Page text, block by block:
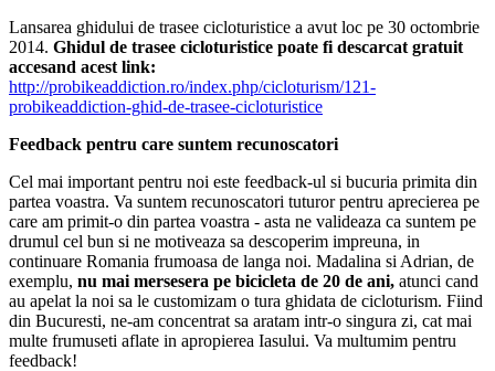
Lansarea ghidului de trasee cicloturistice a avut loc pe 30 octombrie
2014. Ghidul de trasee cicloturistice poate fi descarcat gratuit
accesand acest link:
http://probikeaddiction.ro/index.php/cicloturism/121-
probikeaddiction-ghid-de-trasee-cicloturistice
Feedback pentru care suntem recunoscatori
Cel mai important pentru noi este feedback-ul si bucuria primita din
partea voastra. Va suntem recunoscatori tuturor pentru aprecierea pe
care am primit-o din partea voastra - asta ne valideaza ca suntem pe
drumul cel bun si ne motiveaza sa descoperim impreuna, in
continuare Romania frumoasa de langa noi. Madalina si Adrian, de
exemplu, nu mai mersesera pe bicicleta de 20 de ani, atunci cand
au apelat la noi sa le customizam o tura ghidata de cicloturism. Fiind
din Bucuresti, ne-am concentrat sa aratam intr-o singura zi, cat mai
multe frumuseti aflate in apropierea Iasului. Va multumim pentru
feedback!